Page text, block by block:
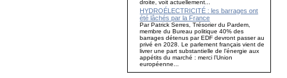
droite, voit actuellement...
HYDROÉLECTRICITÉ : les barrages ont
été lâchés par la France
Par Patrick Serres, Trésorier du Pardem,
membre du Bureau politique 40% des
barrages détenus par EDF devront passer au
privé en 2028. Le parlement français vient de
livrer une part substantielle de l’énergie aux
appétits du marché : merci l’Union
européenne...